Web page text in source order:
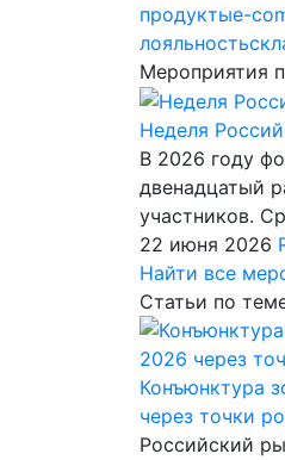
продуктыe-
лояльность
Мероприятия
Неделя
В 2026 году
двенадцатый
участников.
22 июня 2026
Найти все
Статьи по
Конъюнктура
через точки
Российский